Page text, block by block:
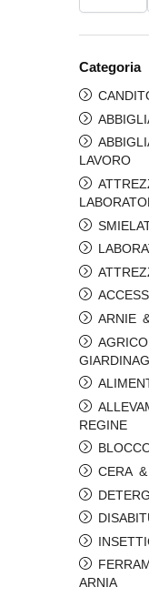
Categoria
LAVORO
ARNIE
REGINE
CERA
ARNIA